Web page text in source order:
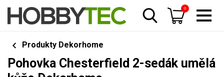
0
Produkty Dekorhome
Pohovka Chesterfield 2-sedák umělá